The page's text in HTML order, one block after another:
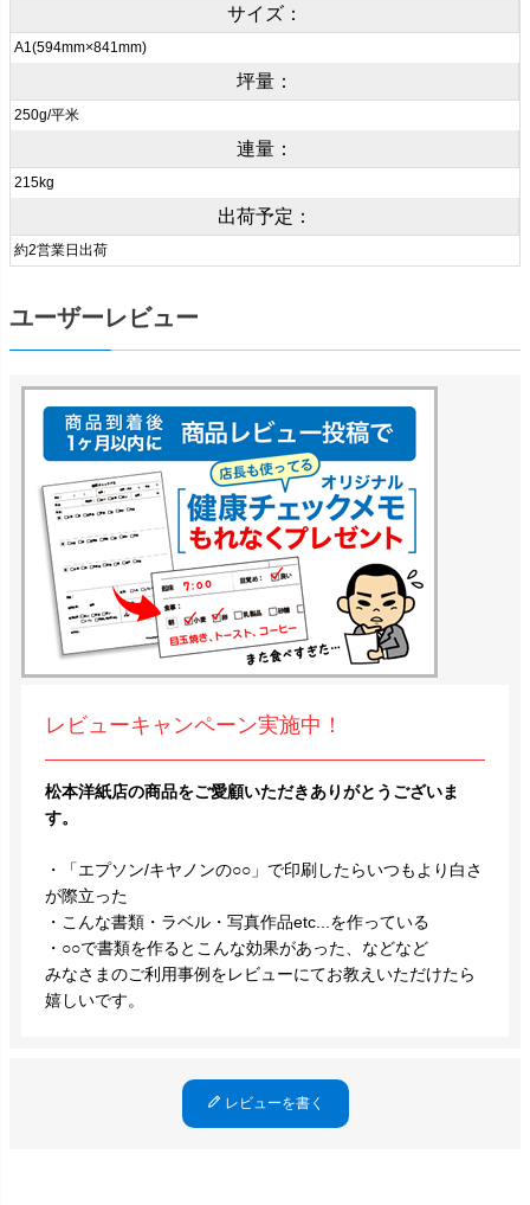
サイズ：
A1(594mm×841mm)
坪量：
250g/平米
連量：
215kg
出荷予定：
約2営業日出荷
ユーザーレビュー
レビューキャンペーン実施中！
松本洋紙店の商品をご愛顧いただきありがとうございま
す。
・「エプソン/キヤノンの○○」で印刷したらいつもより白さ
が際立った
・こんな書類・ラベル・写真作品etc...を作っている
・○○で書類を作るとこんな効果があった、などなど
みなさまのご利用事例をレビューにてお教えいただけたら
嬉しいです。
レビューを書く